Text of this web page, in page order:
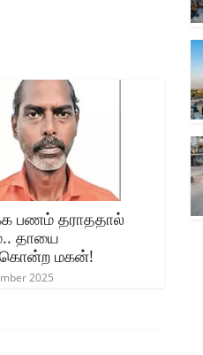
பணம் தராததால்
தாயை
மகன்!
2025